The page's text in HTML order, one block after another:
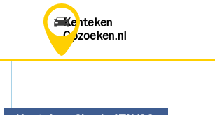
Kenteken
Opzoeken.nl